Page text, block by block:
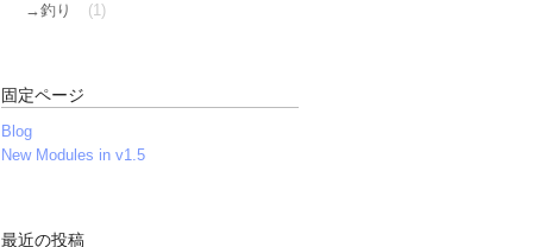
釣り
(1)
固定ページ
Blog
New Modules in v1.5
最近の投稿